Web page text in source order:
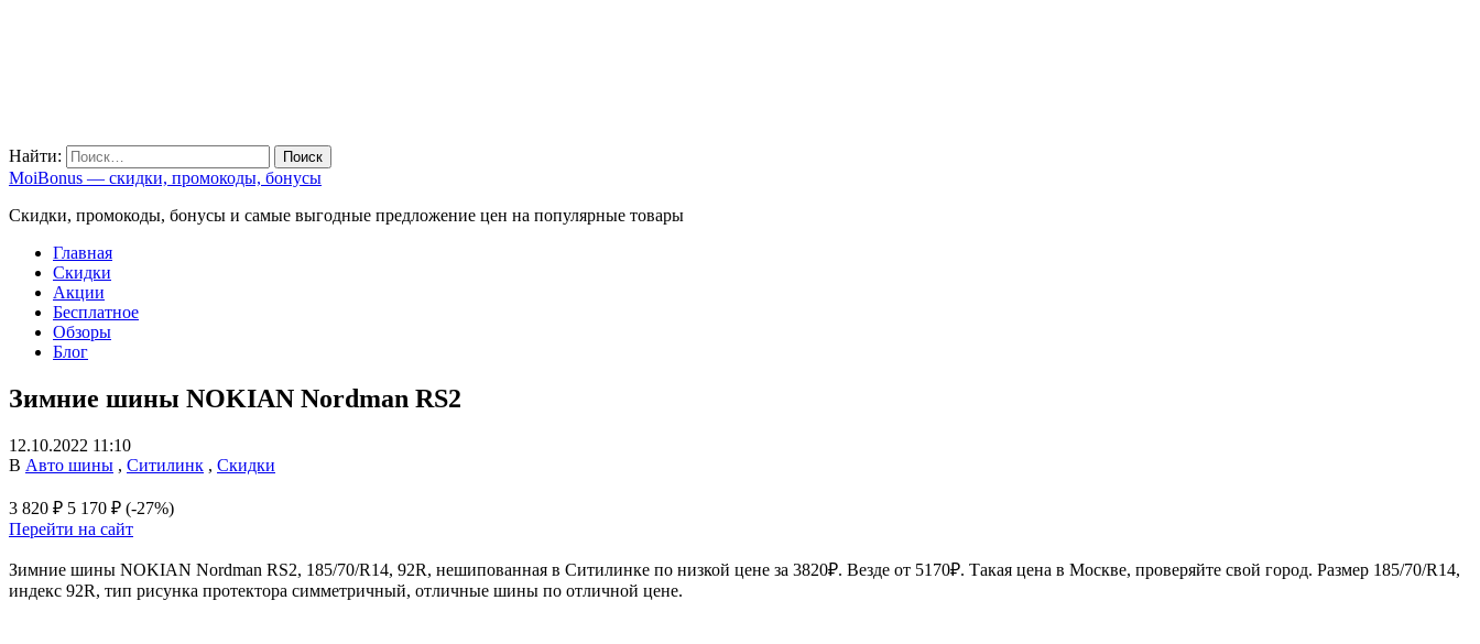
Найти:
MoiBonus — скидки, промокоды, бонусы
Скидки, промокоды, бонусы и самые выгодные предложение цен на популярные товары
Главная
Скидки
Акции
Бесплатное
Обзоры
Блог
Зимние шины NOKIAN Nordman RS2
12.10.2022 11:10
В Авто шины , Ситилинк , Скидки
3 820 ₽ 5 170 ₽ (-27%)
Перейти на сайт
Зимние шины NOKIAN Nordman RS2, 185/70/R14, 92R, нешипованная в Ситилинке по низкой цене за 3820₽. Везде от 5170₽. Такая цена в Москве, проверяйте свой город. Размер 185/70/R14,
индекс 92R, тип рисунка протектора симметричный, отличные шины по отличной цене.